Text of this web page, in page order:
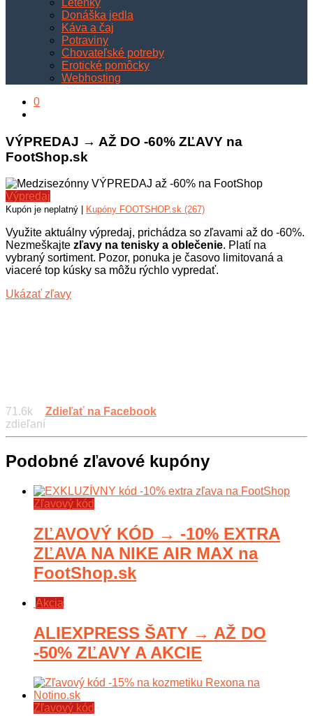
Letenky
Donáška jedla
Káva a čaj
Potraviny
Chovateľské potreby
Erotické pomôcky
Webhosting
0
VÝPREDAJ → AŽ DO -60% ZĽAVY na
FootShop.sk
Výpredaj
Kupón je neplatný | Kupóny FOOTSHOP.sk (267)
Využite aktuálny výpredaj, prichádza so zľavami až do -60%.
Nezmeškajte zľavy na tenisky a oblečenie. Platí na
vybraný sortiment. Pozor, ponuka je časovo limitovaná a
viaceré top kúsky sa môžu rýchlo vypredať.
Ukázať zľavy
71.6k
zdieľaní
Zdieľať na Facebook
Podobné zľavové kupóny
Zľavový kód
ZĽAVOVÝ KÓD → -10% EXTRA
ZĽAVA NA NIKE AIR MAX na
FootShop.sk
Akcia
ALIEXPRESS ŠATY → AŽ DO
-50% ZĽAVY A AKCIE
Zľavový kód